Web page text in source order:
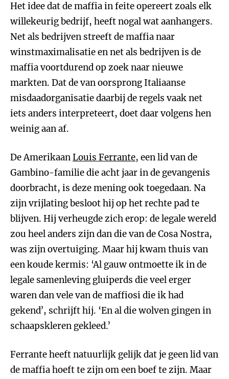
Het idee dat de maffia in feite opereert zoals elk
willekeurig bedrijf, heeft nogal wat aanhangers.
Net als bedrijven streeft de maffia naar
winstmaximalisatie en net als bedrijven is de
maffia voortdurend op zoek naar nieuwe
markten. Dat de van oorsprong Italiaanse
misdaadorganisatie daarbij de regels vaak net
iets anders interpreteert, doet daar volgens hen
weinig aan af.
De AmerikaanLouis Ferrante, een lid van de
Gambino-familie die acht jaar in de gevangenis
doorbracht, is deze mening ook toegedaan. Na
zijn vrijlating besloot hij op het rechte pad te
blijven. Hij verheugde zich erop: de legale wereld
zou heel anders zijn dan die van de Cosa Nostra,
was zijn overtuiging. Maar hij kwam thuis van
een koude kermis: ‘Al gauw ontmoette ik in de
legale samenleving gluiperds die veel erger
waren dan vele van de maffiosi die ik had
gekend’, schrijft hij. ‘En al die wolven gingen in
schaapskleren gekleed.’
Ferrante heeft natuurlijk gelijk dat je geen lid van
de maffia hoeft te zijn om een boef te zijn. Maar